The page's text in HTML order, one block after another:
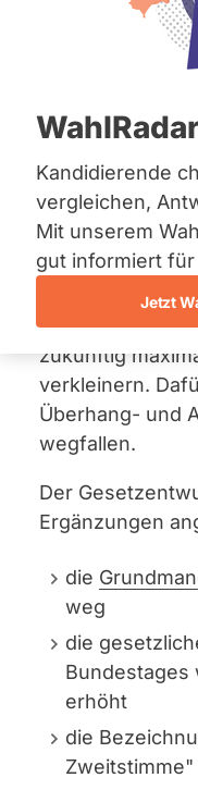
Bremen
Hamburg
Nordrhein-
Saarland
Sachsen
Sachsen-
Sachsen-
Schleswig-
Thüringen
Archiv
Über uns
Kandidierende
vergleichen,
Mit unserem
gut informiert für
Jetzt
Die
beinhaltet die
Fassung. Der
Deutschen
zukünftig
verkleinern.
Überhang- und
wegfallen.
Der
Ergänzungen
die
weg
die
Bundestages
erhöht
die